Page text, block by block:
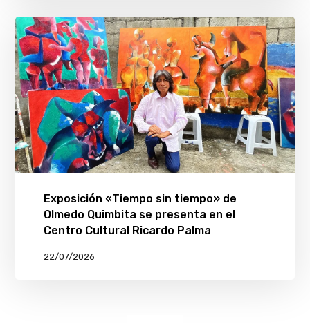
Exposición «Tiempo sin tiempo» de
Olmedo Quimbita se presenta en el
Centro Cultural Ricardo Palma
22/07/2026